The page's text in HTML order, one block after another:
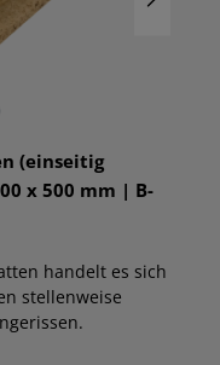
(einseitig
x 500 mm | B-
handelt es sich
stellenweise